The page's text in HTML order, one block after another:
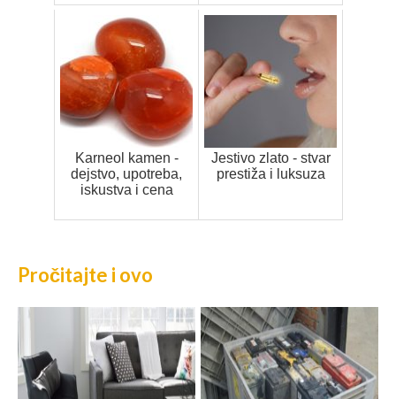
Karneol kamen -
dejstvo, upotreba,
iskustva i cena
Jestivo zlato - stvar
prestiža i luksuza
Pročitajte i ovo